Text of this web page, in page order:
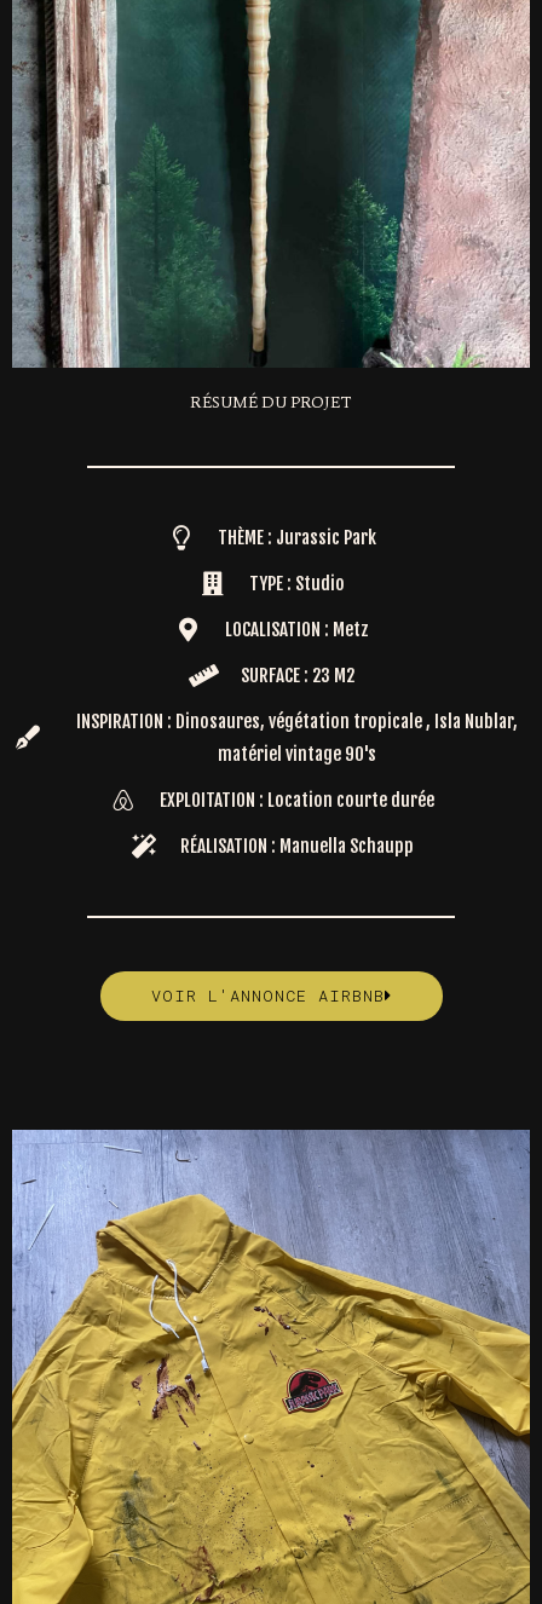
RÉSUMÉ DU PROJET
THÈME : Jurassic Park
TYPE : Studio
LOCALISATION : Metz
SURFACE : 23 M2
INSPIRATION : Dinosaures, végétation tropicale , Isla Nublar,
matériel vintage 90's
EXPLOITATION : Location courte durée
RÉALISATION : Manuella Schaupp
VOIR L'ANNONCE AIRBNB